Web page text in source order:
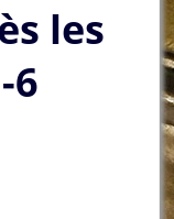
les
6